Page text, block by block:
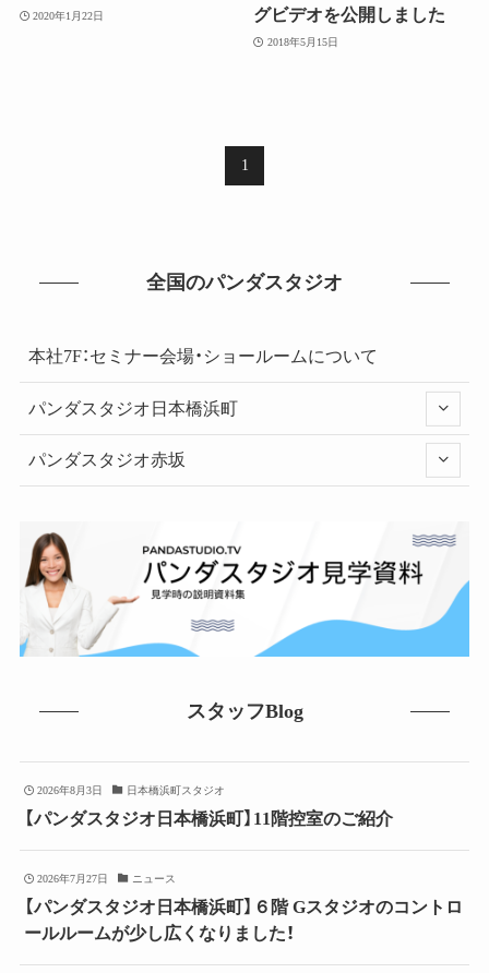
2020年1月22日
グビデオを公開しました
2018年5月15日
1
全国のパンダスタジオ
本社7F：セミナー会場・ショールームについて
パンダスタジオ日本橋浜町
パンダスタジオ赤坂
スタッフBlog
2026年8月3日 日本橋浜町スタジオ
【パンダスタジオ日本橋浜町】11階控室のご紹介
2026年7月27日 ニュース
【パンダスタジオ日本橋浜町】６階 Gスタジオのコントロ
ールルームが少し広くなりました！